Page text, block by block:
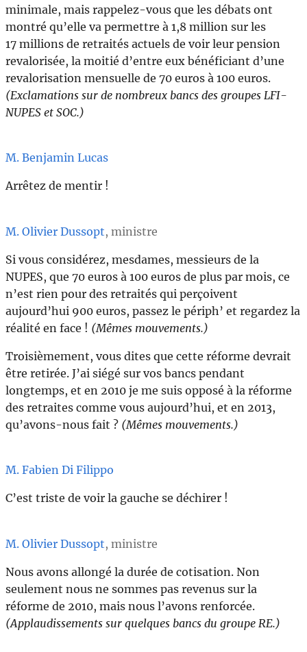
minimale, mais rappelez-vous que les débats ont
montré qu’elle va permettre à 1,8 million sur les
17 millions de retraités actuels de voir leur pension
revalorisée, la moitié d’entre eux bénéficiant d’une
revalorisation mensuelle de 70 euros à 100 euros.
(Exclamations sur de nombreux bancs des groupes LFI-
NUPES et SOC.)
M. Benjamin Lucas
Arrêtez de mentir !
M. Olivier Dussopt, ministre
Si vous considérez, mesdames, messieurs de la
NUPES, que 70 euros à 100 euros de plus par mois, ce
n’est rien pour des retraités qui perçoivent
aujourd’hui 900 euros, passez le périph’ et regardez la
réalité en face ! (Mêmes mouvements.)
Troisièmement, vous dites que cette réforme devrait
être retirée. J’ai siégé sur vos bancs pendant
longtemps, et en 2010 je me suis opposé à la réforme
des retraites comme vous aujourd’hui, et en 2013,
qu’avons-nous fait ? (Mêmes mouvements.)
M. Fabien Di Filippo
C’est triste de voir la gauche se déchirer !
M. Olivier Dussopt, ministre
Nous avons allongé la durée de cotisation. Non
seulement nous ne sommes pas revenus sur la
réforme de 2010, mais nous l’avons renforcée.
(Applaudissements sur quelques bancs du groupe RE.)